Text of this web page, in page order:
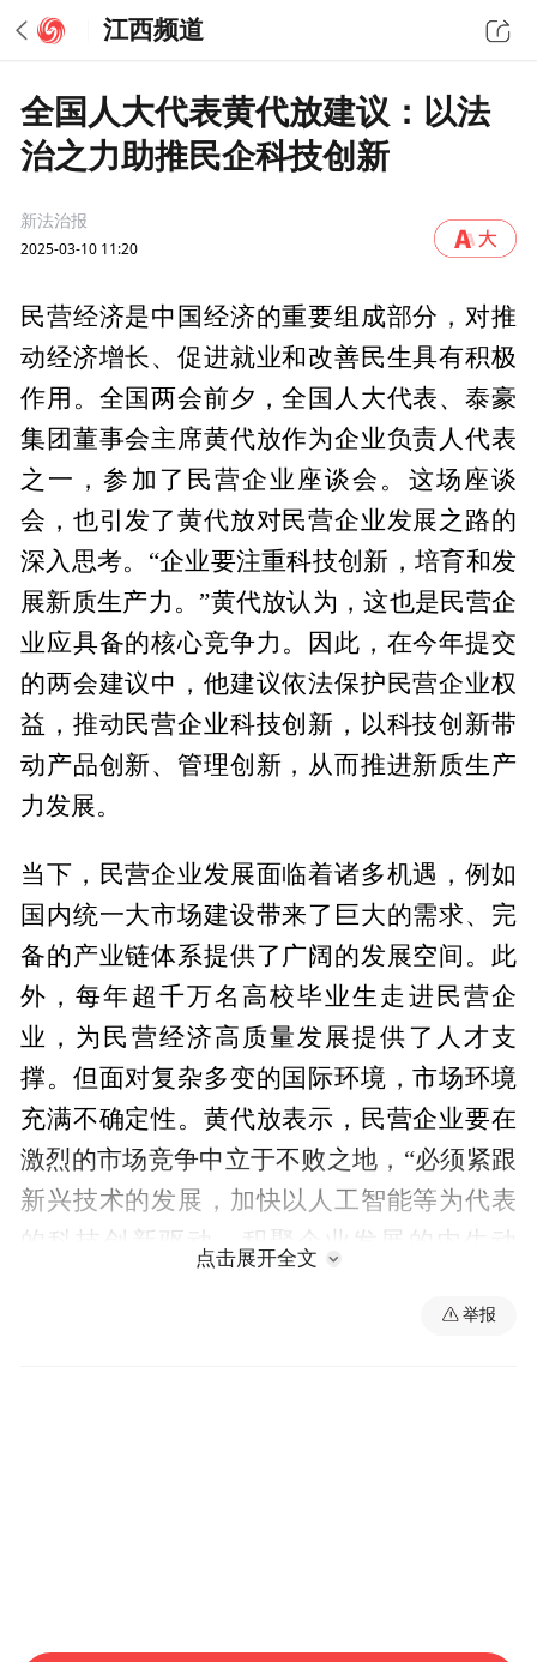
江西频道
全国人大代表黄代放建议：以法
治之力助推民企科技创新
新法治报
2025-03-10 11:20
民营经济是中国经济的重要组成部分，对推
动经济增长、促进就业和改善民生具有积极
作用。全国两会前夕，全国人大代表、泰豪
集团董事会主席黄代放作为企业负责人代表
之一，参加了民营企业座谈会。这场座谈
会，也引发了黄代放对民营企业发展之路的
深入思考。“企业要注重科技创新，培育和发
展新质生产力。”黄代放认为，这也是民营企
业应具备的核心竞争力。因此，在今年提交
的两会建议中，他建议依法保护民营企业权
益，推动民营企业科技创新，以科技创新带
动产品创新、管理创新，从而推进新质生产
力发展。
当下，民营企业发展面临着诸多机遇，例如
国内统一大市场建设带来了巨大的需求、完
备的产业链体系提供了广阔的发展空间。此
外，每年超千万名高校毕业生走进民营企
业，为民营经济高质量发展提供了人才支
撑。但面对复杂多变的国际环境，市场环境
充满不确定性。黄代放表示，民营企业要在
激烈的市场竞争中立于不败之地，“必须紧跟
新兴技术的发展，加快以人工智能等为代表
的科技创新驱动，积聚企业发展的内生动
点击展开全文
举报